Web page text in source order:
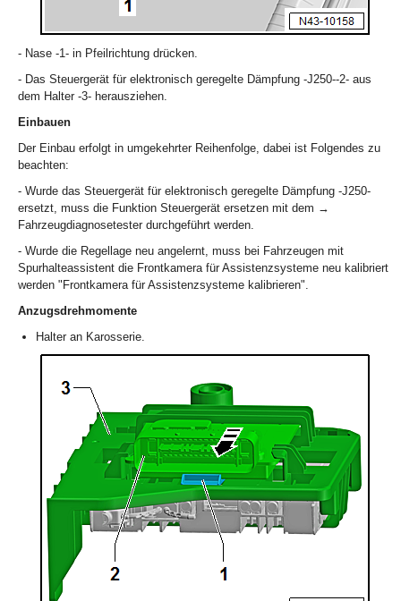
- Nase -1- in Pfeilrichtung drücken.
- Das Steuergerät für elektronisch geregelte Dämpfung -J250--2- aus
dem Halter -3- herausziehen.
Einbauen
Der Einbau erfolgt in umgekehrter Reihenfolge, dabei ist Folgendes zu
beachten:
- Wurde das Steuergerät für elektronisch geregelte Dämpfung -J250-
ersetzt, muss die Funktion Steuergerät ersetzen mit dem →
Fahrzeugdiagnosetester durchgeführt werden.
- Wurde die Regellage neu angelernt, muss bei Fahrzeugen mit
Spurhalteassistent die Frontkamera für Assistenzsysteme neu kalibriert
werden "Frontkamera für Assistenzsysteme kalibrieren".
Anzugsdrehmomente
Halter an Karosserie.